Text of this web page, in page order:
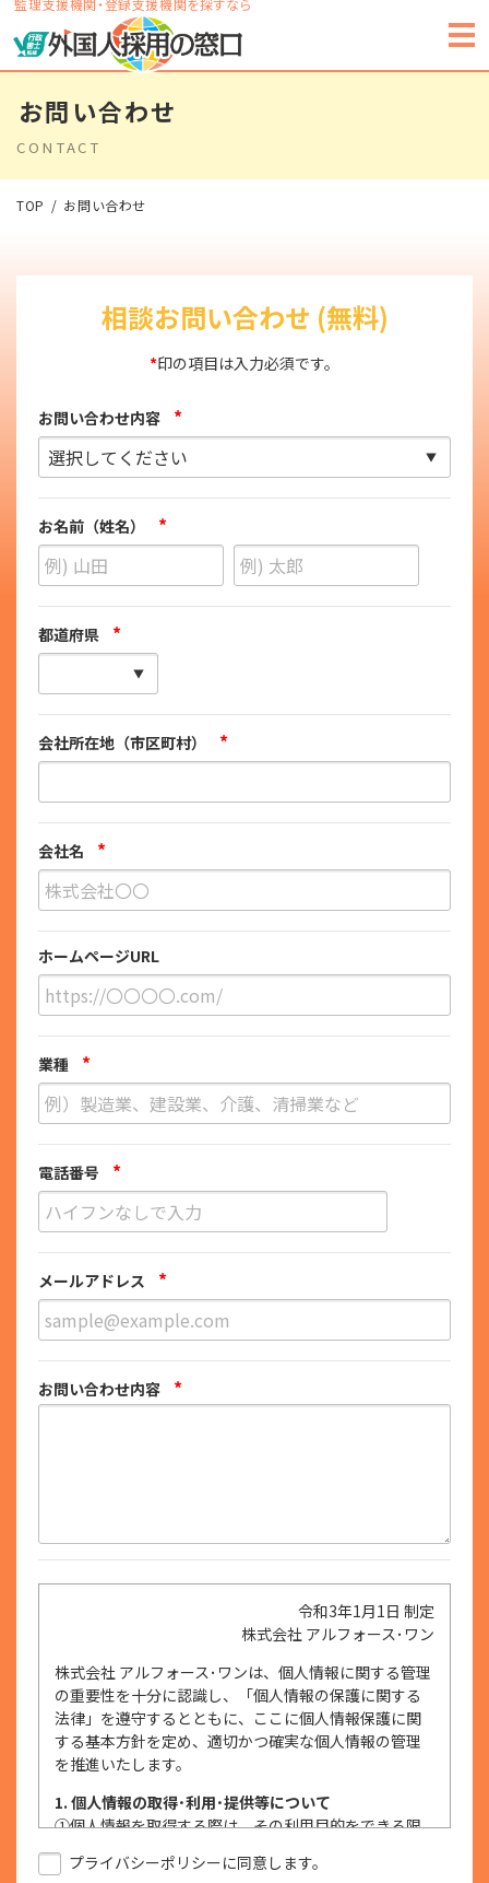
監理支援機関・登録支援機関を探すなら
お問い合わせ
CONTACT
TOP お問い合わせ
相談お問い合わせ (無料)
*印の項目は入力必須です。
お問い合わせ内容 *
お名前（姓名） *
都道府県 *
会社所在地（市区町村） *
会社名 *
ホームページURL
業種 *
電話番号 *
メールアドレス *
お問い合わせ内容 *
令和3年1月1日 制定
株式会社 アルフォース･ワン
株式会社 アルフォース･ワンは、個人情報に関する管理
の重要性を十分に認識し、「個人情報の保護に関する
法律」を遵守するとともに、ここに個人情報保護に関
する基本方針を定め、適切かつ確実な個人情報の管理
を推進いたします。
1. 個人情報の取得･利用･提供等について
①個人情報を取得する際は、その利用目的をできる限
て適法かつ公正な手段を用い、同意を得て取得しま
プライバシーポリシーに同意します。